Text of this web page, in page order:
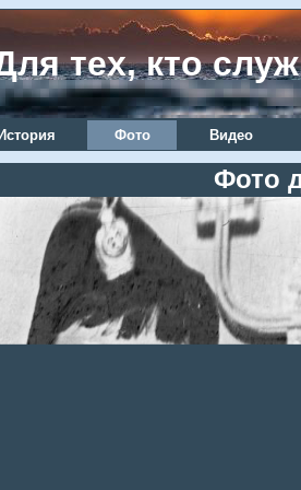
тех, кто
История Фото Видео
Фото